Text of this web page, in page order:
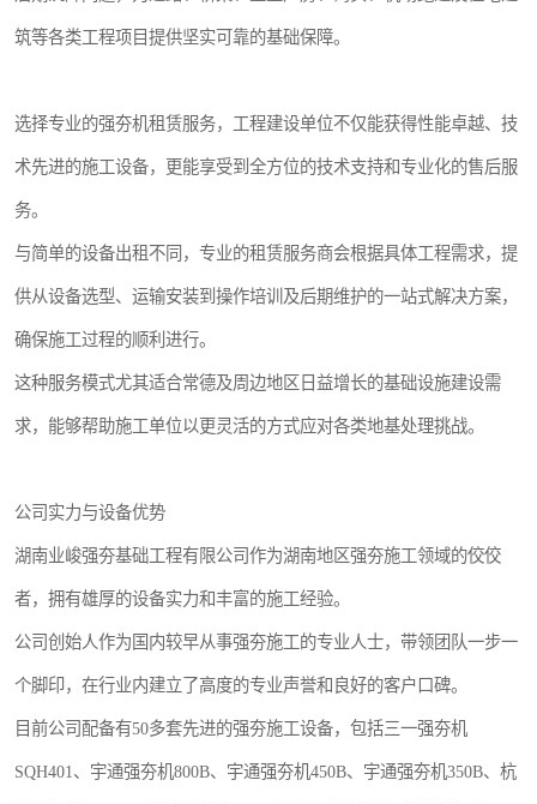
筑等各类工程项目提供坚实可靠的基础保障。
选择专业的强夯机租赁服务，工程建设单位不仅能获得性能卓越、技
术先进的施工设备，更能享受到全方位的技术支持和专业化的售后服
务。
与简单的设备出租不同，专业的租赁服务商会根据具体工程需求，提
供从设备选型、运输安装到操作培训及后期维护的一站式解决方案，
确保施工过程的顺利进行。
这种服务模式尤其适合常德及周边地区日益增长的基础设施建设需
求，能够帮助施工单位以更灵活的方式应对各类地基处理挑战。
公司实力与设备优势
湖南业峻强夯基础工程有限公司作为湖南地区强夯施工领域的佼佼
者，拥有雄厚的设备实力和丰富的施工经验。
公司创始人作为国内较早从事强夯施工的专业人士，带领团队一步一
个脚印，在行业内建立了高度的专业声誉和良好的客户口碑。
目前公司配备有50多套先进的强夯施工设备，包括三一强夯机
SQH401、宇通强夯机800B、宇通强夯机450B、宇通强夯机350B、杭